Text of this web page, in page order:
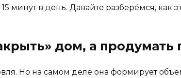
минут в день. Давайте разберёмся, как
дом, а продумать
Но на самом деле она формирует